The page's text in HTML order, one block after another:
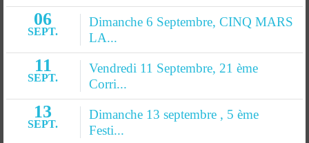
06
SEPT.
Dimanche 6 Septembre, CINQ MARS
LA...
11
SEPT.
Vendredi 11 Septembre, 21 ème
Corri...
13
SEPT.
Dimanche 13 septembre , 5 ème
Festi...